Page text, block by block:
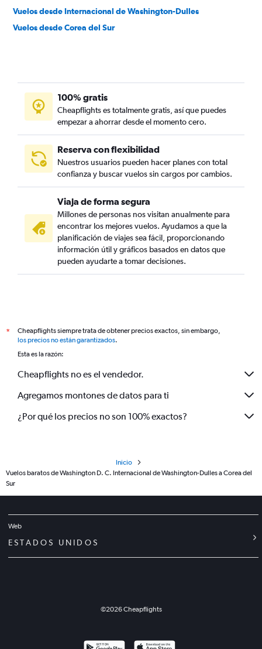
Vuelos desde Internacional de Washington-Dulles
Vuelos desde Corea del Sur
100% gratis
Cheapflights es totalmente gratis, así que puedes
empezar a ahorrar desde el momento cero.
Reserva con flexibilidad
Nuestros usuarios pueden hacer planes con total
confianza y buscar vuelos sin cargos por cambios.
Viaja de forma segura
Millones de personas nos visitan anualmente para
encontrar los mejores vuelos. Ayudamos a que la
planificación de viajes sea fácil, proporcionando
información útil y gráficos basados en datos que
pueden ayudarte a tomar decisiones.
*
Cheapflights siempre trata de obtener precios exactos, sin embargo,
los precios no están garantizados.
Esta es la razón:
Cheapflights no es el vendedor.
Agregamos montones de datos para ti
¿Por qué los precios no son 100% exactos?
Inicio
Vuelos baratos de Washington D. C. Internacional de Washington-Dulles a Corea del
Sur
Web
ESTADOS UNIDOS
©2026Cheapflights